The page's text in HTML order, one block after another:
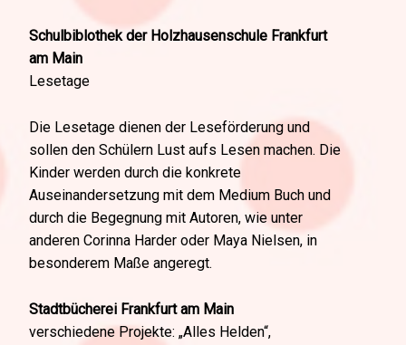
Schulbiblothek der Holzhausenschule Frankfurt
am Main
Lesetage
Die Lesetage dienen der Leseförderung und
sollen den Schülern Lust aufs Lesen machen. Die
Kinder werden durch die konkrete
Auseinandersetzung mit dem Medium Buch und
durch die Begegnung mit Autoren, wie unter
anderen Corinna Harder oder Maya Nielsen, in
besonderem Maße angeregt.
Stadtbücherei Frankfurt am Main
verschiedene Projekte: „Alles Helden“,